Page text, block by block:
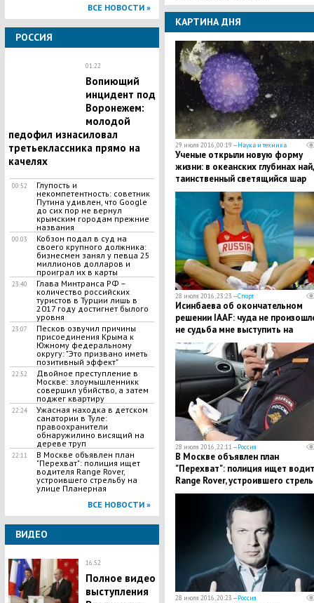
ВСЕ НОВОСТИ »
РОССИЯ
01:22
​Вопиющий
инцидент под
Воронежем:
молодой
педофил изнасиловал
третьеклассника прямо на
качелях
00:52
Глупость и
некомпетентность: советник
Путина удивлен, что Google
до сих пор не вернул
крымским городам прежние
названия
00:03
​Кобзон подал в суд на
своего крупного должника:
бизнесмен занял у певца 25
миллионов долларов и
проиграл их в карты
23:40
Глава Минтранса РФ –
количество российских
туристов в Турции лишь в
2017 году достигнет былого
уровня
23:07
​Песков озвучил причины
присоединения Крыма к
Южному федеральному
округу: "Это призвано иметь
позитивный эффект"
22:52
​Двойное преступление в
Москве: злоумышленникк
совершил убийство, а затем
поджег квартиру
22:24
​Ужасная находка в детском
санатории в Туле:
правоохранители
обнаружилино висящий на
дереве труп
22:11
В Москве объявлен план
"Перехват": полиция ищет
водителя Range Rover,
устроившего стрельбу на
улице Планерная
ВСЕ НОВОСТИ »
ВИДЕО
16:52
Полное видео
выступления
КАРТИНА ДНЯ
29 июля 2016, 00:19 —Наука и техника
Ученые открыли новую форму
жизни: в океанских глубинах
таинственный светящийся шар
28 июля 2016, 23:23 —Спорт
Исинбаева об окончательном
решении IAAF: чуда не
не судьба мне выступить на
Олимпиаде
28 июля 2016, 22:11 —Россия
В Москве объявлен план
"Перехват": полиция ищет
Range Rover, устроившего
на улице Планерная
28 июля 2016, 20:23 —Россия